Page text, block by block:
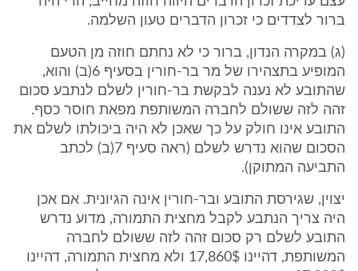
ברור לצדדים כי זכרון הדברים טעון השלמה.
(ג) במקרה הנדון, ברור כי לא נחתם חוזה מן הטעם
המופיע בתצהירו של מר בר-חורין בסעיף 6(ב) והוא,
שהתובע לא נענה לבקשת בר-חורין לשלם לנתבע סכום
זהה לזה ששולם לחברה המשותפת מפאת חוסר כסף.
התובע אינו חולק על כך שאכן לא היה ביכולתו לשלם את
הסכום שהוא נדרש לשלם (ראה סעיף 7(ב) לכתב
התביעה המתוקן).
יצוין, שגירסת התובע ובר-חורין אינה הגיונית. אם אכן
היה צריך הנתבע לקבל מחצית התמורה, מדוע נדרש
התובע לשלם רק סכום זהה לזה ששולם לחברה
המשותפת, דהיינו 17,860$ ולא מחצית התמורה, דהיינו